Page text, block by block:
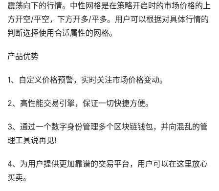
震荡向下的行情。中性网格是在策略开启时的市场价格的上
方开空/平空，下方开多/平多。用户可以根据对具体行情的
判断选择使用合适属性的网格。
产品优势
1、自定义价格预警，实时关注市场价格变动。
2、高性能交易引擎，保证一切快捷方便。
3、通过一个数字身份管理多个区块链钱包，并向混乱的管
理工具说再见!
4、为用户提供更加靠谱的交易平台，用户可以在这里放心
买卖。